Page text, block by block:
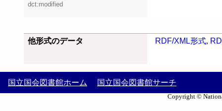
dct:modified
他形式のデータ RDF/XML形式,
国立国会図書館ホーム 国立国会図書館サーチ
Copyright ©